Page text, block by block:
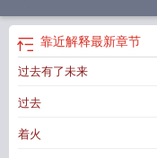
靠近 靠近点是什么意思
近新疆的邻国
追随光 成为光 散发光 的意思
靠近解释最新章节
过去有了未来
过去
着火